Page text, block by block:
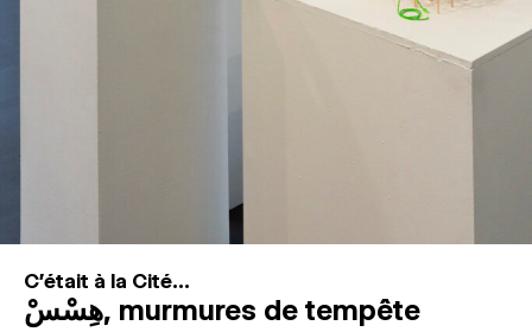
C'était à la Cité...
هِسْسْ, murmures de tempête